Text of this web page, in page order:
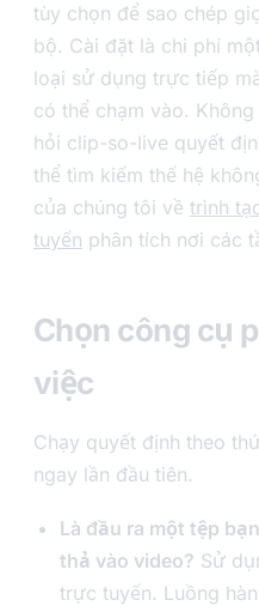
tùy chọn để sao chép
bộ. Cài đặt là chi phí
loại sử dụng trực tiếp
có thể chạm vào.
hỏi clip-so-live quyết
thể tìm kiếm thế hệ
của chúng tôi về trình
tuyến phân tích nơi các
Chọn công cụ
việc
Chạy quyết định theo
ngay lần đầu tiên.
Là đầu ra một tệp
thả vào video? Sử
trực tuyến. Luồng